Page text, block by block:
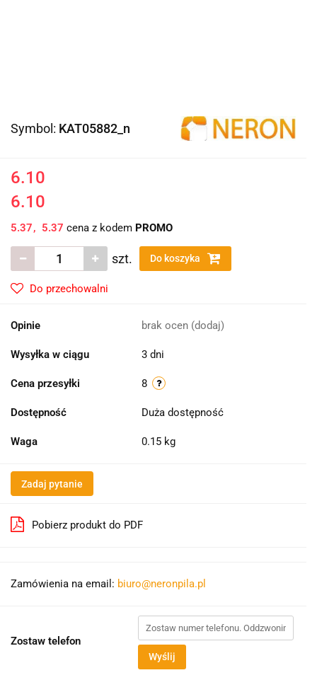
Symbol: KAT05882_n
6.10
6.10
5.37 5.37 cena z kodem PROMO
szt. Do koszyka
Do przechowalni
Opinie brak ocen (dodaj)
Wysyłka w ciągu 3 dni
Cena przesyłki 8
Dostępność Duża dostępność
Waga 0.15 kg
Zadaj pytanie
Pobierz produkt do PDF
Zamówienia na email: biuro@neronpila.pl
Zostaw telefon
Wyślij